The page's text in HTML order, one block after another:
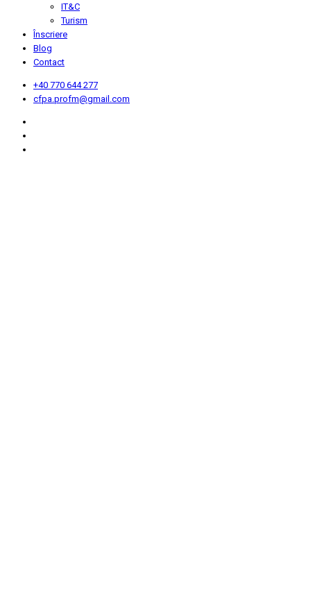
IT&C
Turism
Înscriere
Blog
Contact
+40 770 644 277
cfpa.profm@gmail.com